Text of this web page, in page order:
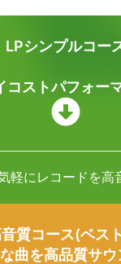
LPシンプルコー
コストパフォー
軽にレコードを高
質コース(ベス
曲を高品質サウ